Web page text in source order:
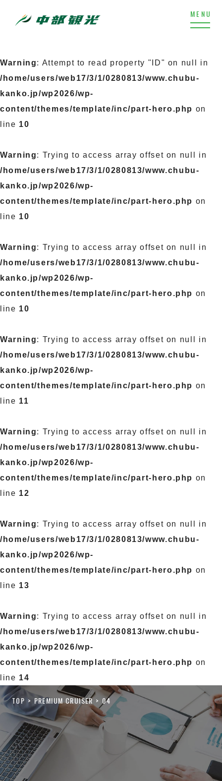
Warning: Attempt to read property "ID" on null in
/home/users/web17/3/1/0280813/www.chubu-
kanko.jp/wp2026/wp-
content/themes/template/inc/part-hero.php on
line 10
Warning: Trying to access array offset on null in
/home/users/web17/3/1/0280813/www.chubu-
kanko.jp/wp2026/wp-
content/themes/template/inc/part-hero.php on
line 10
Warning: Trying to access array offset on null in
/home/users/web17/3/1/0280813/www.chubu-
kanko.jp/wp2026/wp-
content/themes/template/inc/part-hero.php on
line 10
Warning: Trying to access array offset on null in
/home/users/web17/3/1/0280813/www.chubu-
kanko.jp/wp2026/wp-
content/themes/template/inc/part-hero.php on
line 11
Warning: Trying to access array offset on null in
/home/users/web17/3/1/0280813/www.chubu-
kanko.jp/wp2026/wp-
content/themes/template/inc/part-hero.php on
line 12
Warning: Trying to access array offset on null in
/home/users/web17/3/1/0280813/www.chubu-
kanko.jp/wp2026/wp-
content/themes/template/inc/part-hero.php on
line 13
Warning: Trying to access array offset on null in
/home/users/web17/3/1/0280813/www.chubu-
kanko.jp/wp2026/wp-
content/themes/template/inc/part-hero.php on
line 14
TOP PREMIUM CRUISER 04